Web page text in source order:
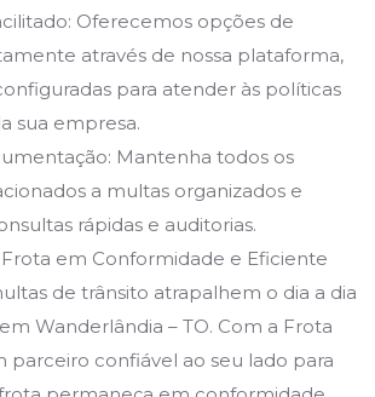
Oferecemos opções de
através de nossa plataforma,
para atender às políticas
sua empresa.
Mantenha todos os
a multas organizados e
rápidas e auditorias.
em Conformidade e Eficiente
de trânsito atrapalhem o dia a dia
Wanderlândia – TO. Com a Frota
parceiro confiável ao seu lado para